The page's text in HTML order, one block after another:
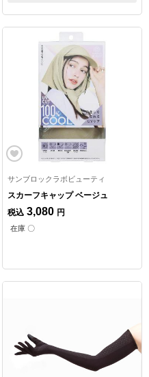
サンブロックラボビューティ
スカーフキャップ ベージュ
税込 3,080 円
在庫 〇